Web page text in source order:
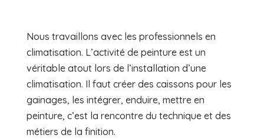
Nous travaillons avec les professionnels en
climatisation. L’activité de peinture est un
véritable atout lors de l’installation d’une
climatisation. Il faut créer des caissons pour les
gainages, les intégrer, enduire, mettre en
peinture, c’est la rencontre du technique et des
métiers de la finition.